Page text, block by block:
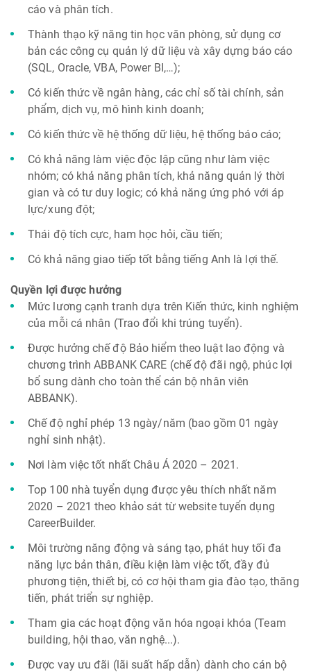
cáo và phân tích.
Thành thạo kỹ năng tin học văn phòng, sử dụng cơ
bản các công cụ quản lý dữ liệu và xây dựng báo cáo
(SQL, Oracle, VBA, Power BI,…);
Có kiến thức về ngân hàng, các chỉ số tài chính, sản
phẩm, dịch vụ, mô hình kinh doanh;
Có kiến thức về hệ thống dữ liệu, hệ thống báo cáo;
Có khả năng làm việc độc lập cũng như làm việc
nhóm; có khả năng phân tích, khả năng quản lý thời
gian và có tư duy logic; có khả năng ứng phó với áp
lực/xung đột;
Thái độ tích cực, ham học hỏi, cầu tiến;
Có khả năng giao tiếp tốt bằng tiếng Anh là lợi thế.
Quyền lợi được hưởng
Mức lương cạnh tranh dựa trên Kiến thức, kinh nghiệm
của mỗi cá nhân (Trao đổi khi trúng tuyển).
Được hưởng chế độ Bảo hiểm theo luật lao động và
chương trình ABBANK CARE (chế độ đãi ngộ, phúc lợi
bổ sung dành cho toàn thể cán bộ nhân viên
ABBANK).
Chế độ nghỉ phép 13 ngày/năm (bao gồm 01 ngày
nghỉ sinh nhật).
Nơi làm việc tốt nhất Châu Á 2020 – 2021.
Top 100 nhà tuyển dụng được yêu thích nhất năm
2020 – 2021 theo khảo sát từ website tuyển dụng
CareerBuilder.
Môi trường năng động và sáng tạo, phát huy tối đa
năng lực bản thân, điều kiện làm việc tốt, đầy đủ
phương tiện, thiết bị, có cơ hội tham gia đào tạo, thăng
tiến, phát triển sự nghiệp.
Tham gia các hoạt động văn hóa ngoại khóa (Team
building, hội thao, văn nghệ...).
Được vay ưu đãi (lãi suất hấp dẫn) dành cho cán bộ